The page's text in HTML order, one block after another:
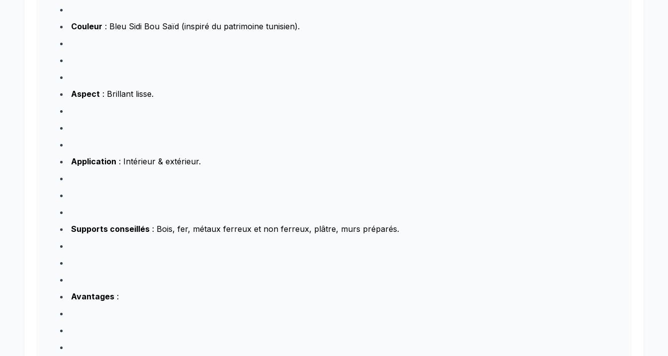
Couleur : Bleu Sidi Bou Saïd (inspiré du patrimoine tunisien).
Aspect : Brillant lisse.
Application : Intérieur & extérieur.
Supports conseillés : Bois, fer, métaux ferreux et non ferreux, plâtre, murs préparés.
Avantages :